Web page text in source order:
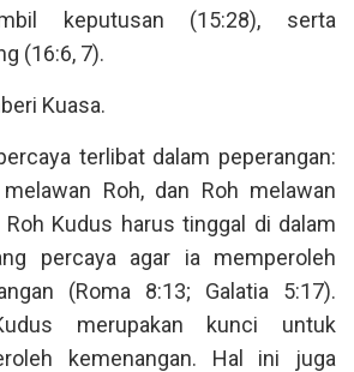
keputusan (15:28), serta
(16:6, 7).
Kuasa.
terlibat dalam peperangan:
Roh, dan Roh melawan
Roh Kudus harus tinggal di dalam
percaya agar ia memperoleh
(Roma 8:13; Galatia 5:17).
merupakan kunci untuk
kemenangan. Hal ini juga